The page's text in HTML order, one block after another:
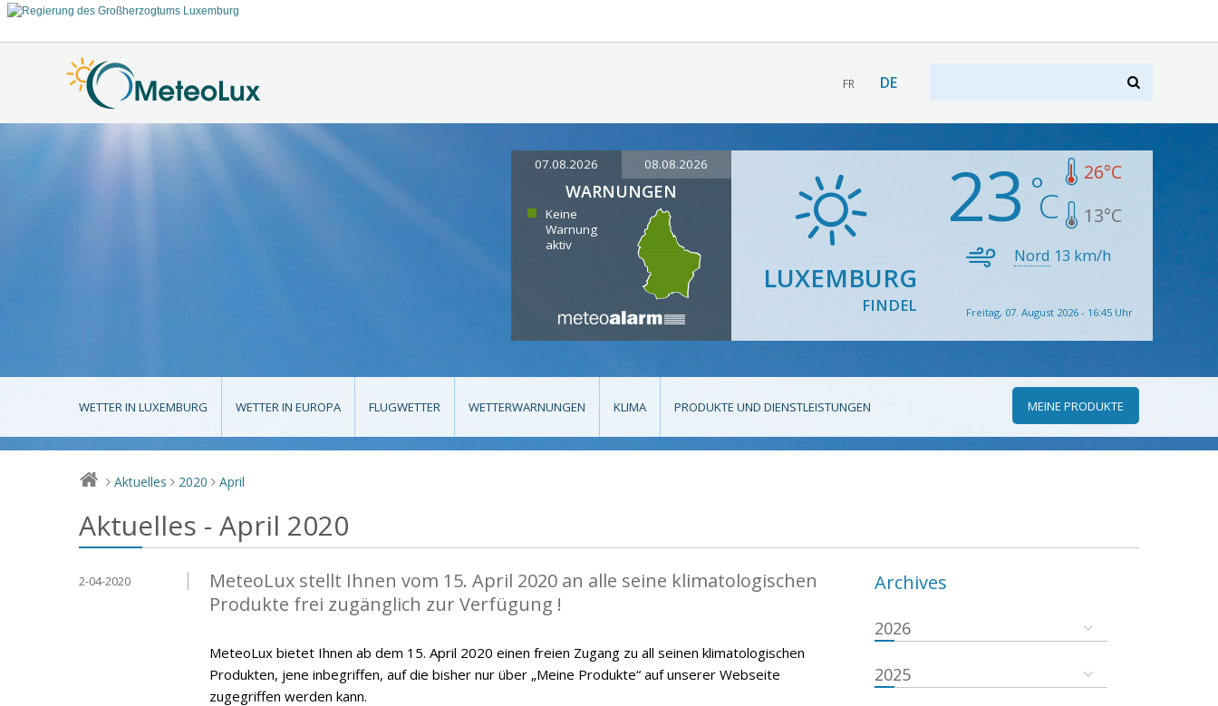
FR DE
07.08.2026 08.08.2026
WARNUNGEN
Keine
Warnung
aktiv
LUXEMBURG
FINDEL
23 26°C
13°C
Nord 13 km/h
Freitag, 07. August 2026 - 16:45 Uhr
WETTER IN LUXEMBURG WETTER IN EUROPA FLUGWETTER WETTERWARNUNGEN KLIMA PRODUKTE UND DIENSTLEISTUNGEN MEINE PRODUKTE
> Aktuelles > 2020 > April
Aktuelles - April 2020
MeteoLux stellt Ihnen vom 15. April 2020 an alle seine klimatologischen
Produkte frei zugänglich zur Verfügung !
2-04-2020
MeteoLux bietet Ihnen ab dem 15. April 2020 einen freien Zugang zu all seinen klimatologischen
Produkten, jene inbegriffen, auf die bisher nur über „Meine Produkte“ auf unserer Webseite
zugegriffen werden kann.
Archives
2026
2025